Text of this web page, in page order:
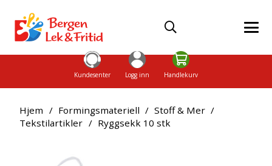
Kundesenter Logg inn Handlekurv
Hjem / Formingsmateriell / Stoff & Mer /
Tekstilartikler / Ryggsekk 10 stk